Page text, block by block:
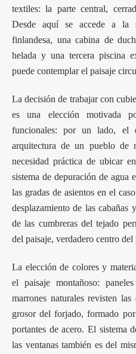
textiles: la parte central,
Desde aquí se accede a la
finlandesa, una cabina de
helada y una tercera piscina
puede contemplar el paisaje
La decisión de trabajar con
es una elección motivada
funcionales: por un lado, el
arquitectura de un pueblo de
necesidad práctica de ubicar
sistema de depuración de agua
las gradas de asientos en el
desplazamiento de las cabañas
de las cumbreras del tejado
del paisaje, verdadero centro del
La elección de colores y
el paisaje montañoso:
marrones naturales revisten
grosor del forjado, formado
portantes de acero. El sistema
las ventanas también es del